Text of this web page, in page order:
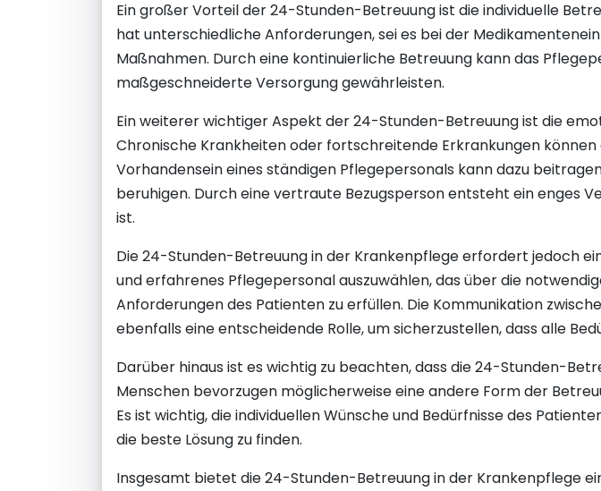
Ein großer Vorteil der 24-Stunden-Betreuung ist die individuelle
hat unterschiedliche Anforderungen, sei es bei der
Maßnahmen. Durch eine kontinuierliche Betreuung kann das
maßgeschneiderte Versorgung gewährleisten.
Ein weiterer wichtiger Aspekt der 24-Stunden-Betreuung ist die
Chronische Krankheiten oder fortschreitende Erkrankungen
Vorhandensein eines ständigen Pflegepersonals kann dazu
beruhigen. Durch eine vertraute Bezugsperson entsteht ein enges
ist.
Die 24-Stunden-Betreuung in der Krankenpflege erfordert jedoch
und erfahrenes Pflegepersonal auszuwählen, das über die
Anforderungen des Patienten zu erfüllen. Die Kommunikation
ebenfalls eine entscheidende Rolle, um sicherzustellen, dass alle
Darüber hinaus ist es wichtig zu beachten, dass die 24-Stunden-
Menschen bevorzugen möglicherweise eine andere Form der
Es ist wichtig, die individuellen Wünsche und Bedürfnisse des
die beste Lösung zu finden.
Insgesamt bietet die 24-Stunden-Betreuung in der Krankenpflege